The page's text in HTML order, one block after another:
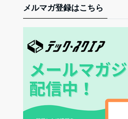
メルマガ登録はこちら